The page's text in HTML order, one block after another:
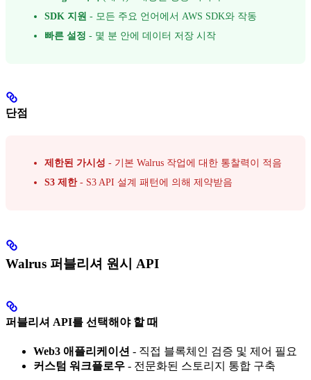
SDK 지원 - 모든 주요 언어에서 AWS SDK와 작동
빠른 설정 - 몇 분 안에 데이터 저장 시작
단점
제한된 가시성 - 기본 Walrus 작업에 대한 통찰력이 적음
S3 제한- S3 API 설계 패턴에 의해 제약받음
Walrus 퍼블리셔 원시 API
퍼블리셔 API를 선택해야 할 때
Web3 애플리케이션 - 직접 블록체인 검증 및 제어 필요
커스텀 워크플로우 - 전문화된 스토리지 통합 구축